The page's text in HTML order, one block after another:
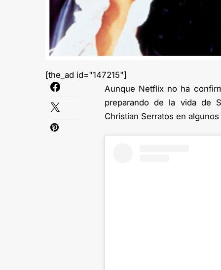
[the_ad id="147215"]
Aunque Netflix no ha
preparando de la vida de
Christian Serratos en